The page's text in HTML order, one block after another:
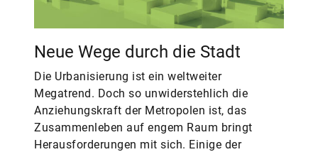
Neue Wege durch die Stadt
Die Urbanisierung ist ein weltweiter
Megatrend. Doch so unwiderstehlich die
Anziehungskraft der Metropolen ist, das
Zusammenleben auf engem Raum bringt
Herausforderungen mit sich. Einige der